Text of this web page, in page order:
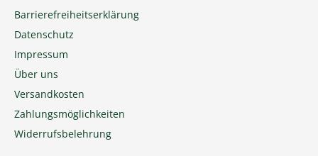
Barrierefreiheitserklärung
Datenschutz
Impressum
Über uns
Versandkosten
Zahlungsmöglichkeiten
Widerrufsbelehrung